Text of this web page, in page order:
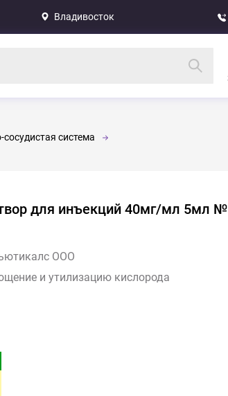
Владивосток
сосудистая система
для инъекций 40мг/мл 5мл
ООО
и утилизацию кислорода